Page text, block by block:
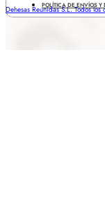
POLÍTICA DE ENVÍOS Y
Dehesas Reunidas S.L. Todos